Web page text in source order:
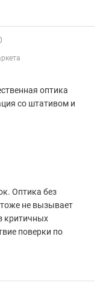
оптика
со штативом и
Оптика без
тоже не вызывает
критичных
поверки по